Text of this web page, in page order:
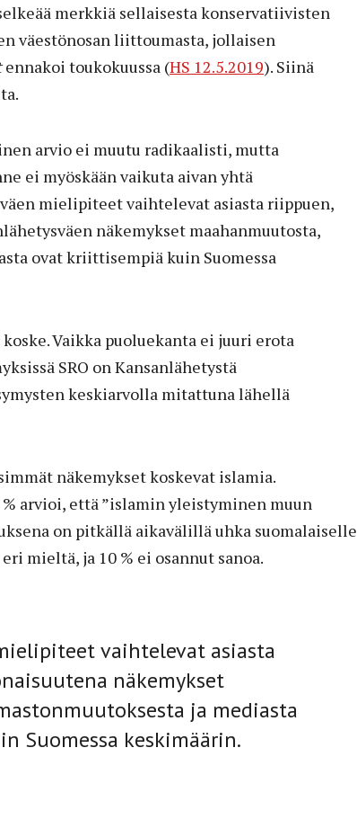
merkkiä sellaisesta konservatiivisten
väestönosan liittoumasta, jollaisen
ennakoi toukokuussa (HS 12.5.2019). Siinä
arvio ei muutu radikaalisti, mutta
ei myöskään vaikuta aivan yhtä
mielipiteet vaihtelevat asiasta riippuen,
näkemykset maahanmuutosta,
ovat kriittisempiä kuin Suomessa
Vaikka puoluekanta ei juuri erota
SRO on Kansanlähetystä
keskiarvolla mitattuna lähellä
näkemykset koskevat islamia.
arvioi, että ”islamin yleistyminen muun
on pitkällä aikavälillä uhka suomalaiselle
mieltä, ja 10 % ei osannut sanoa.
vaihtelevat asiasta
näkemykset
ja mediasta
Suomessa keskimäärin.